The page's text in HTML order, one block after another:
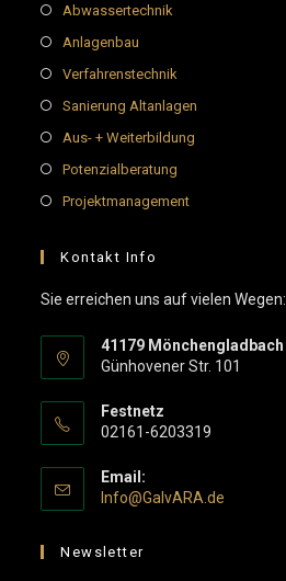
Abwassertechnik
Anlagenbau
Verfahrenstechnik
Sanierung Altanlagen
Aus- + Weiterbildung
Potenzialberatung
Projektmanagement
Kontakt Info
Sie erreichen uns auf vielen Wegen:
41179 Mönchengladbach
Günhovener Str. 101
Festnetz
02161-6203319
Email:
Info@GalvARA.de
Newsletter